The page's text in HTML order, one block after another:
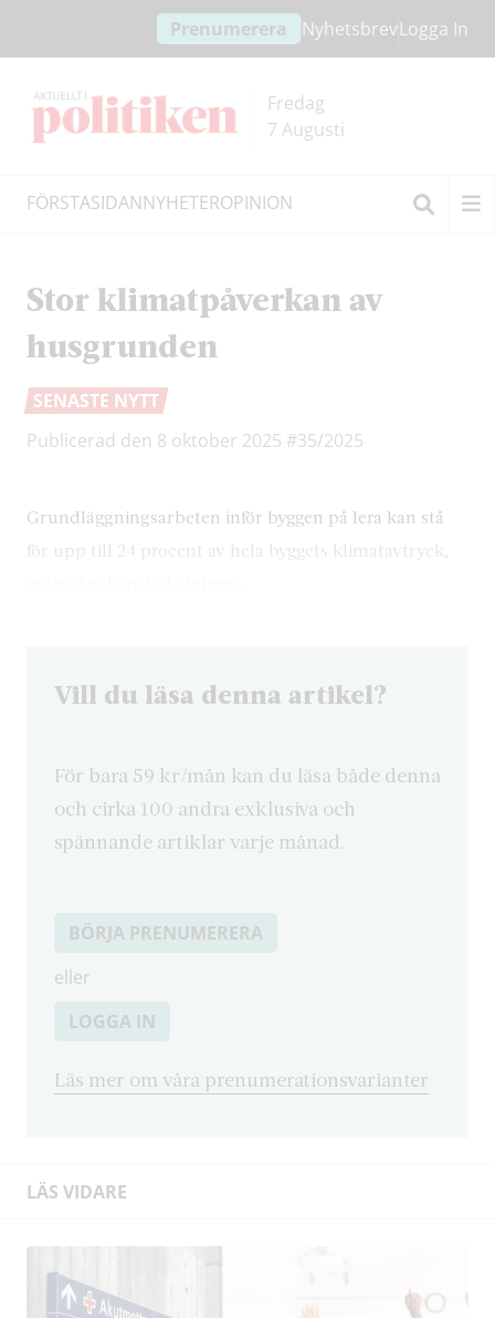
innehållet
headern
Prenumerera NyhetsbrevLogga In
Fredag
7 Augusti
FÖRSTASIDANNYHETEROPINION
Stor klimatpåverkan av
husgrunden
SENASTE NYTT
Publicerad den 8 oktober 2025 #35/2025
Grundläggningsarbeten inför byggen på lera kan stå
för upp till 24 procent av hela byggets klimatavtryck,
Vill du läsa denna artikel?
För bara 59 kr/mån kan du läsa både denna
och cirka 100 andra exklusiva och
spännande artiklar varje månad.
BÖRJA PRENUMERERA
eller
LOGGA IN
Läs mer om våra prenumerationsvarianter
LÄS VIDARE